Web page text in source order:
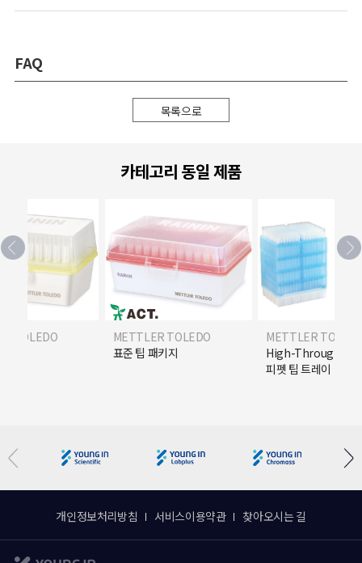
FAQ
목록으로
카테고리 동일 제품
TOLEDO
METTLER TOLEDO
표준 팁 패키지
METTLER
High-Throughput
피펫 팁 트레이
개인정보처리방침 서비스이용약관 찾아오시는 길